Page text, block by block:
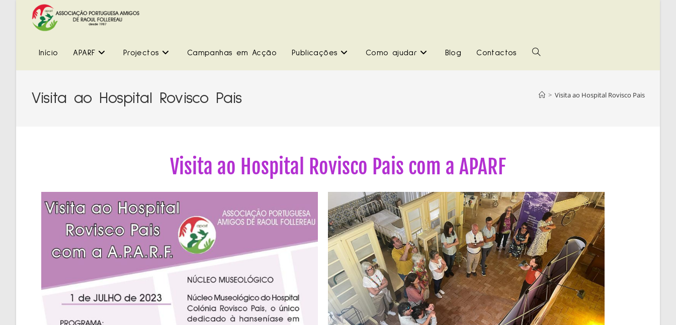
Início APARF Projectos Campanhas em Acção Publicações Como ajudar Blog Contactos
Visita ao Hospital Rovisco Pais > Visita ao Hospital Rovisco Pais
Visita ao Hospital Rovisco Pais com a APARF